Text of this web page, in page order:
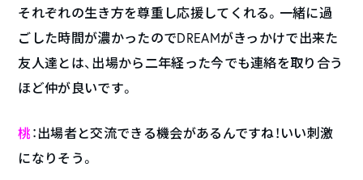
それぞれの生き方を尊重し応援してくれる。一緒に過
ごした時間が濃かったのでDREAMがきっかけで出来た
友人達とは、出場から二年経った今でも連絡を取り合う
ほど仲が良いです。
桃：出場者と交流できる機会があるんですね！いい刺激
になりそう。